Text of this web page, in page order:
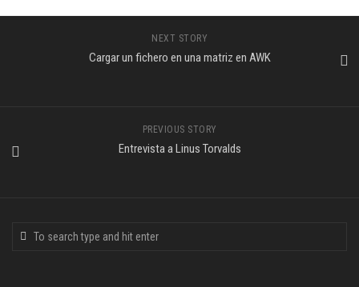
NEXT STORY
Cargar un fichero en una matriz en AWK
PREVIOUS STORY
Entrevista a Linus Torvalds